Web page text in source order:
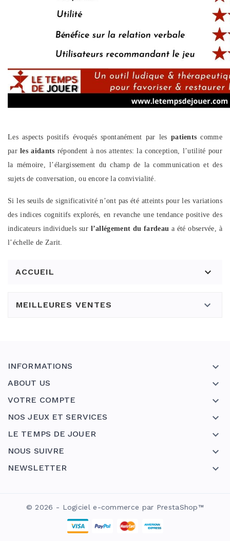
Les aspects positifs évoqués spontanément par les patients comme
parles aidants répondent à nos attentes: la conception, l’utilité pour
la mémoire, l’élargissement du champ de la communication et des
sujets de conversation, ou encore la convivialité.
Si les seuils de significativité n’ont pas été atteints pour les variations
des indices cognitifs explorés, en revanche une tendance positive des
indicateurs individuels sur l’allégement du fardeau a été observée, à
l’échelle de Zarit.
ACCUEIL 
MEILLEURES VENTES 
INFORMATIONS 
ABOUT US 
VOTRE COMPTE 
NOS JEUX ET SERVICES 
LE TEMPS DE JOUER 
NOUS SUIVRE 
NEWSLETTER 
© 2026 - Logiciel e-commerce par PrestaShop™